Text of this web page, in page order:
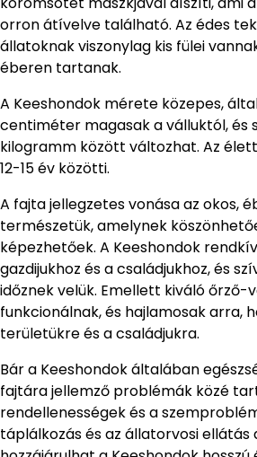
orron átívelve található. Az édes
állatoknak viszonylag kis fülei
éberen tartanak.
A Keeshondok mérete közepes,
centiméter magasak a válluktól, és
kilogramm között változhat. Az
12-15 év közötti.
A fajta jellegzetes vonása az okos,
természetük, amelynek
képezhetőek. A Keeshondok
gazdijukhoz és a családjukhoz, és
időznek velük. Emellett kiváló őrző-
funkcionálnak, és hajlamosak arra,
területükre és a családjukra.
Bár a Keeshondok általában
fajtára jellemző problémák közé
rendellenességek és a
táplálkozás és az állatorvosi ellátás